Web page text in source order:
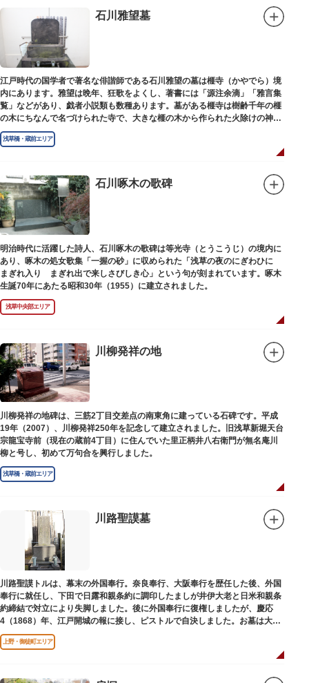
石川雅望墓
江戸時代の国学者で著名な俳諧師である石川雅望の墓は榧寺（かやでら）境
内にあります。雅望は晩年、狂歌をよくし、著書には「源注余滴」「雅言集
覧」などがあり、戯者小説類も数種あります。墓がある榧寺は樹齢千年の榧
の木にちなんで名づけられた寺で、大きな榧の木から作られた火除けの神、
秋葉権現で知られています。
浅草橋・蔵前エリア
石川啄木の歌碑
明治時代に活躍した詩人、石川啄木の歌碑は等光寺（とうこうじ）の境内に
あり、啄木の処女歌集「一握の砂」に収められた「浅草の夜のにぎわひに
まぎれ入り まぎれ出で来しさびしき心」という句が刻まれています。啄木
生誕70年にあたる昭和30年（1955）に建立されました。
浅草中央部エリア
川柳発祥の地
川柳発祥の地碑は、三筋2丁目交差点の南東角に建っている石碑です。平成
19年（2007）、川柳発祥250年を記念して建立されました。旧浅草新堀天台
宗龍宝寺前（現在の蔵前4丁目）に住んでいた里正柄井八右衛門が無名庵川
柳と号し、初めて万句合を興行しました。
浅草橋・蔵前エリア
川路聖謨墓
川路聖謨トルは、幕末の外国奉行。奈良奉行、大阪奉行を歴任した後、外国
奉行に就任し、下田で日露和親条約に調印したましが井伊大老と日米和親条
約締結で対立により失脚しました。後に外国奉行に復権しましたが、慶応
4（1868）年、江戸開城の報に接し、ピストルで自決しました。お墓は大正
寺（たいしょうじ）にあります。
上野・御徒町エリア